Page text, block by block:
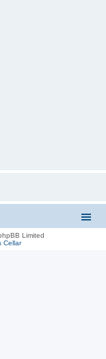
Limited
Cellar